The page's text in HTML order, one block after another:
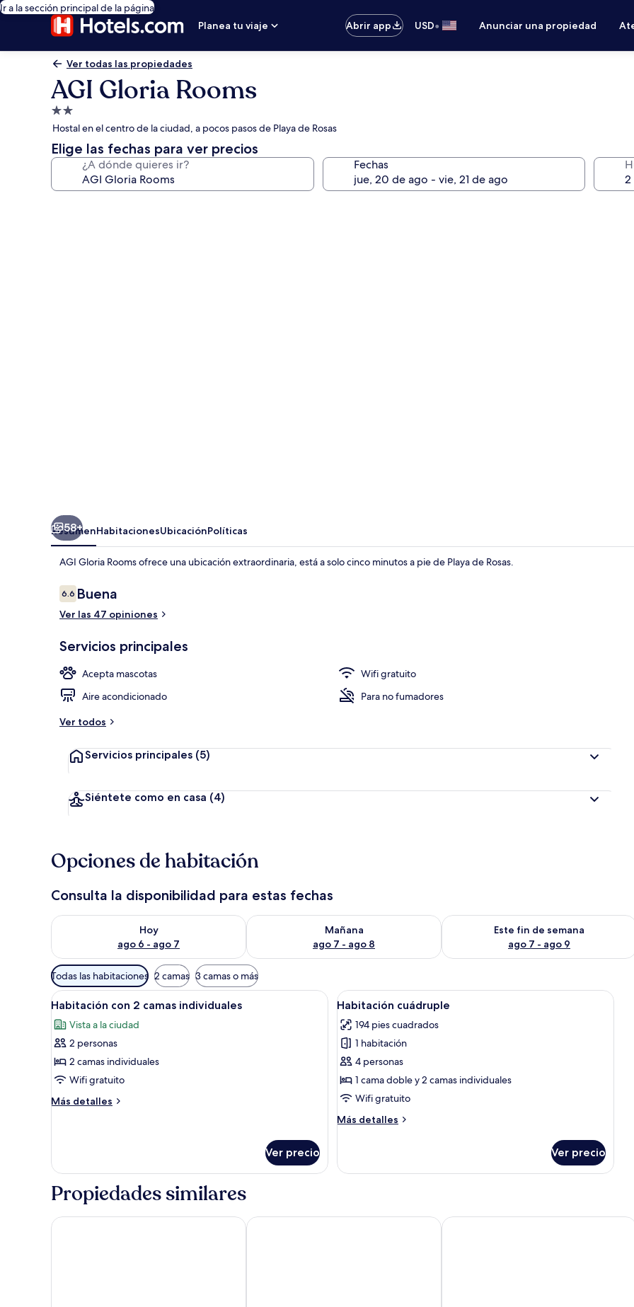
Ir a la sección principal de la página
Planea tu viaje
Abrir app USD• Anunciar una propiedad
Ver todas las propiedades
AGI Gloria Rooms
Propiedad
de
2.0
estrellas
Hostal en el centro de la ciudad, a pocos pasos de Playa de Rosas
Elige las fechas para ver precios
¿A dónde quieres ir? Fechas
Vista desde la habitación
58+
ResumenHabitacionesUbicaciónPolíticas
AGI Gloria Rooms ofrece una ubicación extraordinaria, está a solo cinco minutos a pie de Playa de Rosas.
Opiniones
6.66.6 de 10,
Buena
Ver las 47 opiniones
Servicios principales
Acepta mascotas
Wifi gratuito
Aire acondicionado
Para no fumadores
Ver todos
Servicios principales (5)
Siéntete como en casa (4)
Opciones de habitación
Consulta la disponibilidad para estas fechas
Hoy
ago 6 - ago 7
Consulta la disponibilidad para hoy ago 6 - ago 7
Mañana
ago 7 - ago 8
Consulta la disponibilidad para mañana ago 7 - ago 8
Este fin de semana
ago 7 - ago 9
Consulta la disponibilidad para este
Filtros
disponibles
para
las
habitaciones
Todas las habitaciones 2 camas 3 camas o más
Abrir
todas
las
fotos
de
Habitación
con
2
Un dormitorio con cabecera de madera, una mesita de noche, una cama con ropa blanca y una pequeña
33
Habitación con 2 camas individuales
Vista a la ciudad
2 personas
2 camas individuales
Wifi gratuito
Más detalles
Más
2
camas
individuales
Ver precio
Abrir
todas
las
fotos
de
Habitación
cuádruple
Una habitación con dos camas, un
13
Habitación cuádruple
194 pies cuadrados
1 habitación
4 personas
1 cama doble y 2 camas individuales
Wifi gratuito
Más detalles
Más
cuádruple
Ver precio
Propiedades similares
Hotel Monterrey Roses by Pierre & VacancesHotel Ciutadella Hotel Risech